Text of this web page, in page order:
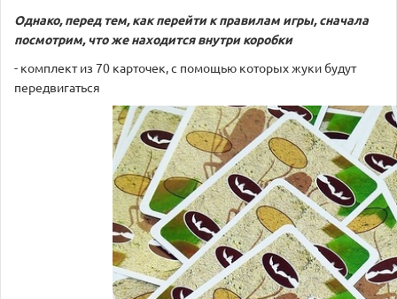
Однако, перед тем, как перейти к правилам игры, сначала
посмотрим, что же находится внутри коробки
- комплект из 70 карточек, с помощью которых жуки будут
передвигаться